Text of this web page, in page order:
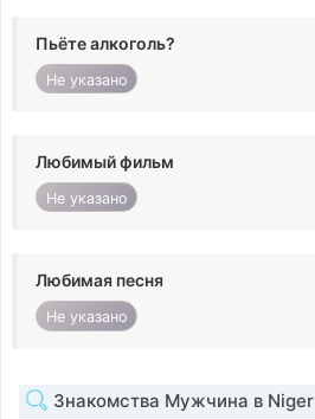
Пьёте алкоголь?
Не указано
Любимый фильм
Не указано
Любимая песня
Не указано
Знакомства Мужчина в Niger